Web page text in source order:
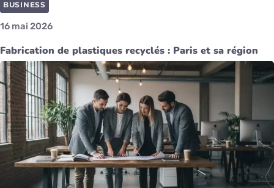
BUSINESS
16 mai 2026
Fabrication de plastiques recyclés : Paris et sa région